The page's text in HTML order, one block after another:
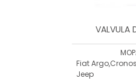
VALVULA
Fiat
Jeep